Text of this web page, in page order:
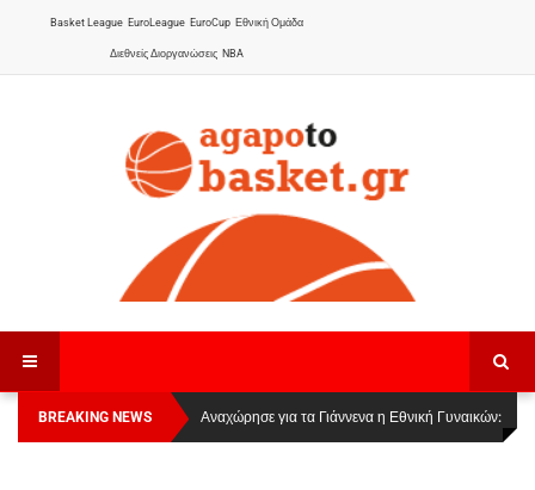
Basket League EuroLeague EuroCup Εθνική Ομάδα
Διεθνείς Διοργανώσεις NBA
BREAKING NEWS
Οι Πάνθηρες Καβάλας στην Women Basketball
League 1
Αναχώρησε για τα Γιάννενα η Εθνική Γυναικών: